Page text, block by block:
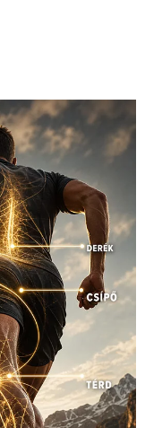
(168)kickbox(204)
(168)
magyar
(153)
Opel
(142)
rio
szabadidősport
(155)utazás
(129)
vitorlázás
életmód(416)